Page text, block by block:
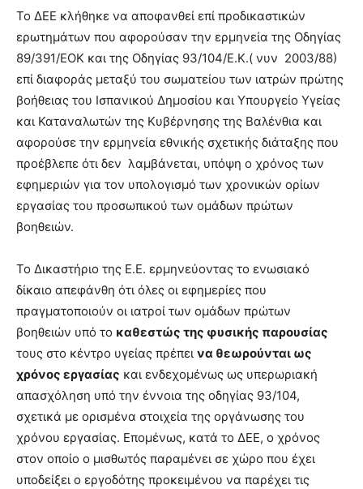
Το ΔΕΕ κλήθηκε να αποφανθεί επί προδικαστικών
ερωτημάτων που αφορούσαν την ερμηνεία της Οδηγίας
89/391/ΕΟΚ και της Οδηγίας 93/104/Ε.Κ.( νυν 2003/88)
επί διαφοράς μεταξύ του σωματείου των ιατρών πρώτης
βοήθειας του Ισπανικού Δημοσίου και Υπουργείο Υγείας
και Καταναλωτών της Κυβέρνησης της Βαλένθια και
αφορούσε την ερμηνεία εθνικής σχετικής διάταξης που
προέβλεπε ότι δεν λαμβάνεται, υπόψη ο χρόνος των
εφημεριών για τον υπολογισμό των χρονικών ορίων
εργασίας του προσωπικού των ομάδων πρώτων
βοηθειών.
Το Δικαστήριο της Ε.Ε. ερμηνεύοντας το ενωσιακό
δίκαιο απεφάνθη ότι όλες οι εφημερίες που
πραγματοποιούν οι ιατροί των ομάδων πρώτων
βοηθειών υπό το καθεστώς της φυσικής παρουσίας
τους στο κέντρο υγείας πρέπει να θεωρούνται ως
χρόνος εργασίας και ενδεχομένως ως υπερωριακή
απασχόληση υπό την έννοια της οδηγίας 93/104,
σχετικά με ορισμένα στοιχεία της οργάνωσης του
χρόνου εργασίας. Επομένως, κατά το ΔΕΕ, ο χρόνος
στον οποίο ο μισθωτός παραμένει σε χώρο που έχει
υποδείξει ο εργοδότης προκειμένου να παρέχει τις